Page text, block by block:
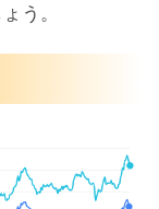
確信
ストで告
う。